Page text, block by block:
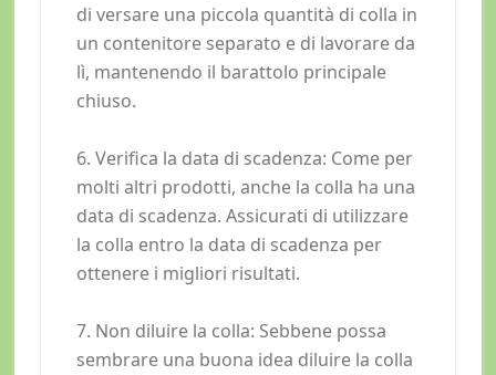
di versare una piccola quantità di colla in
un contenitore separato e di lavorare da
lì, mantenendo il barattolo principale
chiuso.
6. Verifica la data di scadenza: Come per
molti altri prodotti, anche la colla ha una
data di scadenza. Assicurati di utilizzare
la colla entro la data di scadenza per
ottenere i migliori risultati.
7. Non diluire la colla: Sebbene possa
sembrare una buona idea diluire la colla